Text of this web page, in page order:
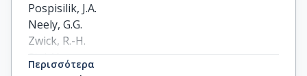
Pospisilik, J.A.
Neely, G.G.
Zwick, R.-H.
Περισσότερα